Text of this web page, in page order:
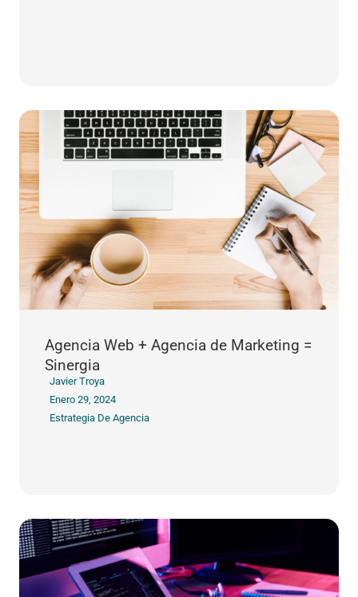
Agencia Web + Agencia de Marketing =
Sinergia
Javier Troya
Enero 29, 2024
Estrategia De Agencia